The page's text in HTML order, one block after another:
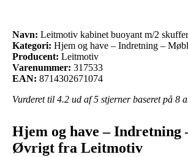
Navn: Leitmotiv kabinet buoyant m/2
Kategori: Hjem og have – Indretning –
Producent: Leitmotiv
Varenummer: 317533
EAN: 8714302671074
Vurderet til 4.2 ud af 5 stjerner baseret på 8
Hjem og have – Indretning
Øvrigt fra Leitmotiv